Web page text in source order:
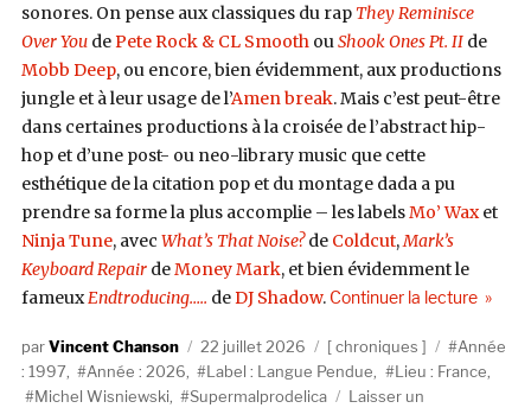
sonores. On pense aux classiques du rap They Reminisce
Over YoudePete Rock & CL SmoothouShook Ones Pt. IIde
Mobb Deep, ou encore, bien évidemment, aux productions
jungle et à leur usage de l’Amen break. Mais c’est peut-être
dans certaines productions à la croisée de l’abstract hip-
hop et d’une post- ou neo-library music que cette
esthétique de la citation pop et du montage dada a pu
prendre sa forme la plus accomplie – les labelsMo’ Waxet
Ninja Tune, avec What’s That Noise?de Coldcut,Mark’s
Keyboard Repair deMoney Mark, et bien évidemment le
fameuxEndtroducing….. deDJ Shadow. Continuer la lecturede «
AuteurVincent Chanson
Publié
le
22 juillet 2026 Catégories
chroniques Étiquettes
Année
: 1997, Année : 2026, Label : Langue Pendue, Lieu : France,
Michel Wisniewski, Supermalprodelica
Laisser un